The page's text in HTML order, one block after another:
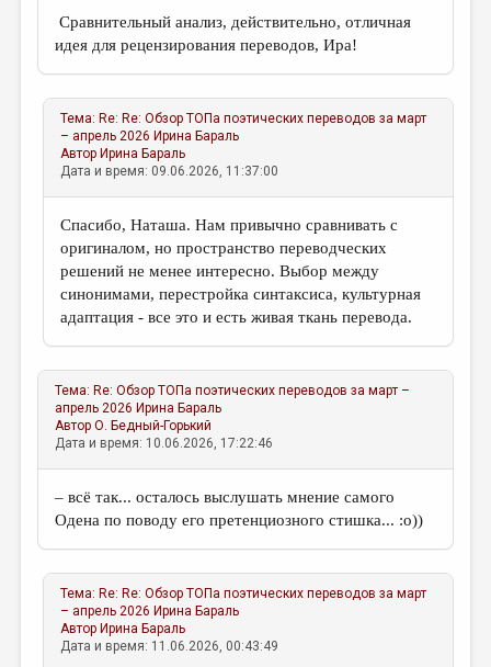
Сравнительный анализ, действительно, отличная
идея для рецензирования переводов, Ира!
Тема: Re: Re: Обзор ТОПа поэтических переводов за март
– апрель 2026 Ирина Бараль
Автор Ирина Бараль
Дата и время: 09.06.2026, 11:37:00
Спасибо, Наташа. Нам привычно сравнивать с
оригиналом, но пространство переводческих
решений не менее интересно. Выбор между
синонимами, перестройка синтаксиса, культурная
адаптация - все это и есть живая ткань перевода.
Тема: Re: Обзор ТОПа поэтических переводов за март –
апрель 2026 Ирина Бараль
АвторО. Бедный-Горький
Дата и время: 10.06.2026, 17:22:46
– всё так... осталось выслушать мнение самого
Одена по поводу его претенциозного стишка... :о))
Тема: Re: Re: Обзор ТОПа поэтических переводов за март
– апрель 2026 Ирина Бараль
Автор Ирина Бараль
Дата и время: 11.06.2026, 00:43:49